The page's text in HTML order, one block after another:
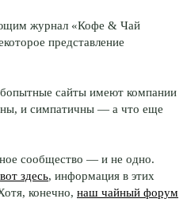
журнал «Кофе & Чай
представление
сайты имеют компании
и симпатичны — а что еще
сообщество — и не одно.
вот здесь, информация в этих
конечно, наш чайный форум